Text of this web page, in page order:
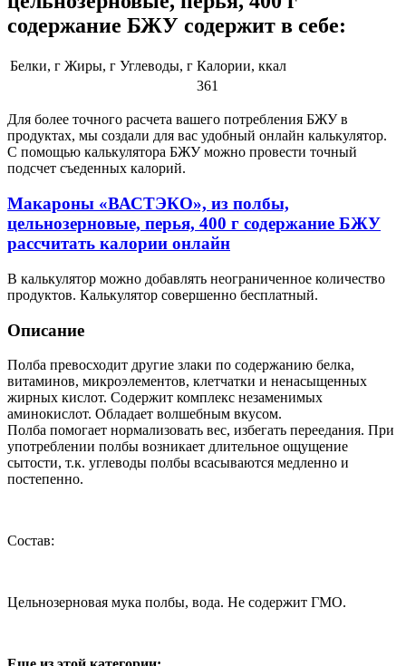
содержание БЖУ содержит в себе:
Белки, г Жиры, г Углеводы, г Калории, ккал
361
Для более точного расчета вашего потребления БЖУ в
продуктах, мы создали для вас удобный онлайн калькулятор.
С помощью калькулятора БЖУ можно провести точный
подсчет съеденных калорий.
Макароны «ВАСТЭКО», из полбы,
цельнозерновые, перья, 400 г содержание БЖУ
рассчитать калории онлайн
В калькулятор можно добавлять неограниченное количество
продуктов. Калькулятор совершенно бесплатный.
Описание
Полба превосходит другие злаки по содержанию белка,
витаминов, микроэлементов, клетчатки и ненасыщенных
жирных кислот. Содержит комплекс незаменимых
аминокислот. Обладает волшебным вкусом.
Полба помогает нормализовать вес, избегать переедания. При
употреблении полбы возникает длительное ощущение
сытости, т.к. углеводы полбы всасываются медленно и
постепенно.
Состав:
Цельнозерновая мука полбы, вода. Не содержит ГМО.